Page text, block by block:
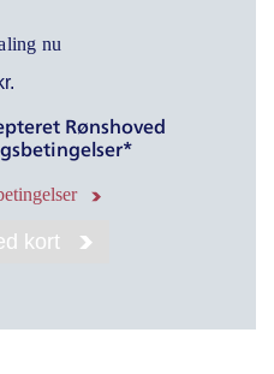
nu
Rønshoved
kort